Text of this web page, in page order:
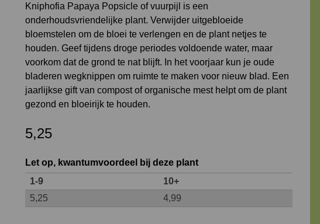
Kniphofia Papaya Popsicle of vuurpijl is een
onderhoudsvriendelijke plant. Verwijder uitgebloeide
bloemstelen om de bloei te verlengen en de plant netjes te
houden. Geef tijdens droge periodes voldoende water, maar
voorkom dat de grond te nat blijft. In het voorjaar kun je oude
bladeren wegknippen om ruimte te maken voor nieuw blad. Een
jaarlijkse gift van compost of organische mest helpt om de plant
gezond en bloeirijk te houden.
5,25
Let op, kwantumvoordeel bij deze plant
1-9
10+
5,25
4,99